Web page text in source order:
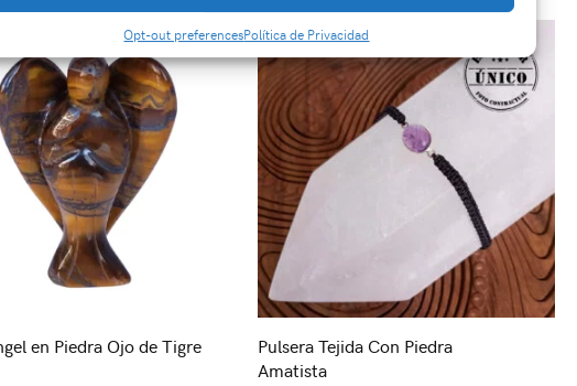
Opt-out preferencesPolítica de Privacidad
en Piedra Ojo de Tigre
Pulsera Tejida Con Piedra
Amatista